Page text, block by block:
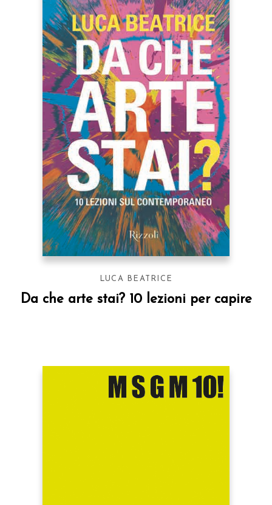
LUCA BEATRICE
Da che arte stai? 10 lezioni per capire